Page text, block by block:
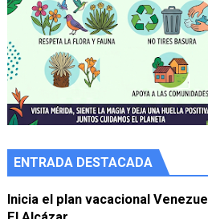
ENTRADA DESTACADA
Inicia el plan vacacional